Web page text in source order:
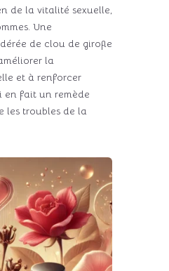
de la vitalité sexuelle,
Une
de clou de girofle
la
et à renforcer
en fait un remède
les troubles de la